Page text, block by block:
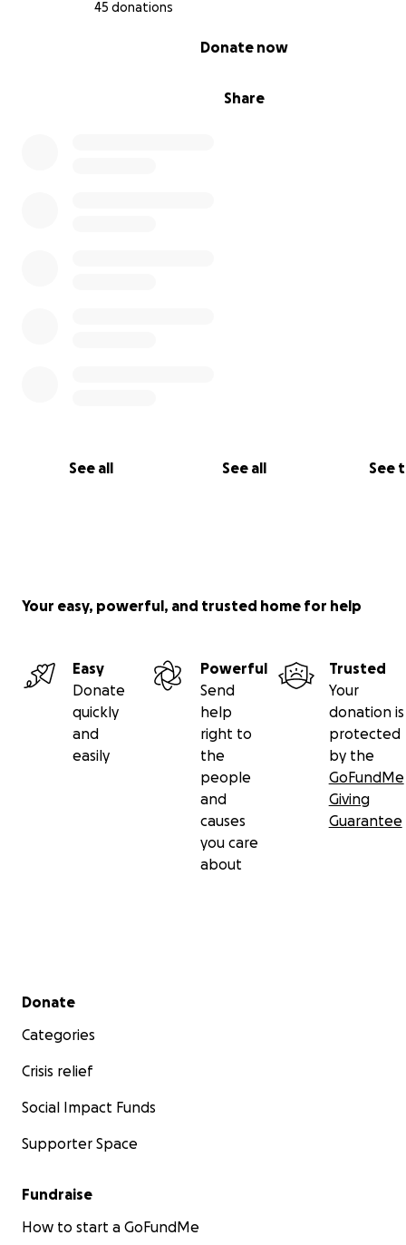
45 donations
Share
Donate now
See all See all See
Your easy, powerful, and trusted home for help
Easy
Donate
quickly
and
easily
Powerful
Send
help
right to
the
people
and
causes
you care
about
Trusted
Your
donation is
protected
by the
GoFundMe
Giving
Guarantee
Secondary menu
Donate
Categories
Crisis relief
Social Impact Funds
Supporter Space
Fundraise
How to start a GoFundMe